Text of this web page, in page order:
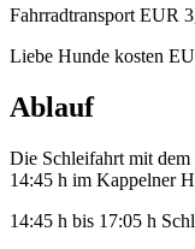
Fahrradtransport EUR
Liebe Hunde kosten
Ablauf
Die Schleifahrt mit dem
14:45 h im Kappelner
14:45 h bis 17:05 h